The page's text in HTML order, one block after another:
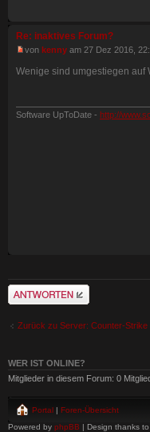
Re: inaktives Forum?
von kenny am 27 Dez 2016,
Wenige sind umgestiegen auf
Software UpToDate - http://
Antwort schreiben
Zurück zu Server: Counter-Strike
WER IST ONLINE?
Mitglieder in diesem Forum: 0
Portal | Foren-Übersicht
Powered by phpBB | Design thanks